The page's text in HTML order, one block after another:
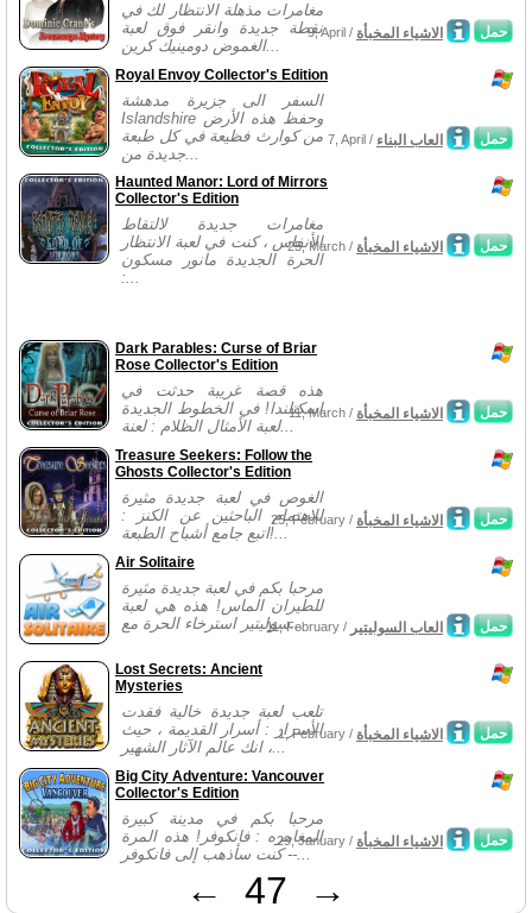
مغامرات مذهلة الانتظار لك في
نقطة جديدة وانقر فوق لعبة
الغموض دومينيك كرين...
حمل 9, April / الاشياء المخبأة
Royal Envoy Collector's Edition
السفر الى جزيرة مدهشة
Islandshire وحفظ هذه الأرض
من كوارث فظيعة في كل طبعة
جديدة من...
حمل 7, April / العاب البناء
Haunted Manor: Lord of Mirrors
Collector's Edition
مغامرات جديدة لالتقاط
الأنفاس ، كنت في لعبة الانتظار
الحرة الجديدة مانور مسكون
:...
حمل 25, March / الاشياء المخبأة
Dark Parables: Curse of Briar
Rose Collector's Edition
هذه قصة غريبة حدثت في
اسكتلندا! في الخطوط الجديدة
لعبة الأمثال الظلام : لعنة...
حمل 11, March / الاشياء المخبأة
Treasure Seekers: Follow the
Ghosts Collector's Edition
الغوص في لعبة جديدة مثيرة
للاهتمام الباحثين عن الكنز :
اتبع جامع أشباح الطبعة!...
حمل 25, February / الاشياء المخبأة
Air Solitaire
مرحبا بكم في لعبة جديدة مثيرة
للطيران الماس! هذه هي لعبة
سوليتير استرخاء الحرة مع...
حمل 11, February / العاب السوليتير
Lost Secrets: Ancient
Mysteries
تلعب لعبة جديدة خالية فقدت
الأسرار : أسرار القديمة ، حيث
انك عالم الآثار الشهير ،...
حمل 1, February / الاشياء المخبأة
Big City Adventure: Vancouver
Collector's Edition
مرحبا بكم في مدينة كبيرة
المغامره : فانكوفر! هذه المرة
كنت سأذهب إلى فانكوفر --...
حمل 29, January / الاشياء المخبأة
← 47 →